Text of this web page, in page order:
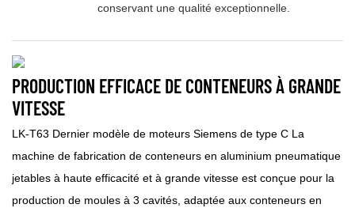
conservant une qualité exceptionnelle.
PRODUCTION EFFICACE DE CONTENEURS À GRANDE
VITESSE
LK-T63 Dernier modèle de moteurs Siemens de type C La
machine de fabrication de conteneurs en aluminium pneumatique
jetables à haute efficacité et à grande vitesse est conçue pour la
production de moules à 3 cavités, adaptée aux conteneurs en